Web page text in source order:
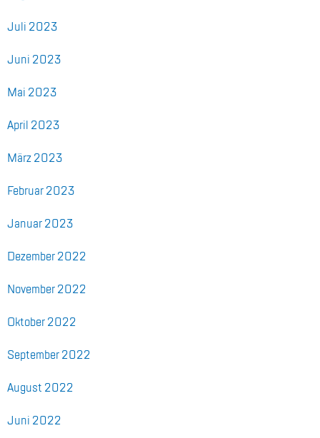
Juli 2023
Juni 2023
Mai 2023
April 2023
März 2023
Fe­bru­ar 2023
Ja­nu­ar 2023
De­zem­ber 2022
No­vem­ber 2022
Ok­to­ber 2022
Sep­tem­ber 2022
Au­gust 2022
Juni 2022